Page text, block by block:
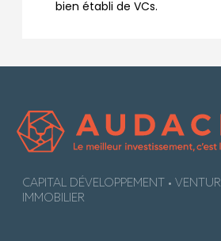
bien établi de VCs.
CAPITAL DÉVELOPPEMENT •
IMMOBILIER